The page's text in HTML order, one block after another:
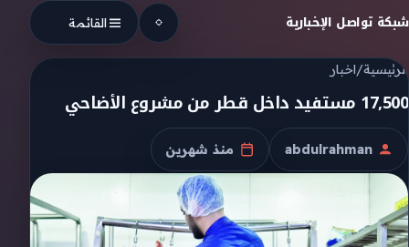
Skip to content
شبكة تواصل الإخبارية القائمة
الرئيسية/اخبار
17,500 مستفيد داخل قطر من مشروع الأضاحي
الكاتب
abdulrahman
تاريخ النشر
منذ شهرين